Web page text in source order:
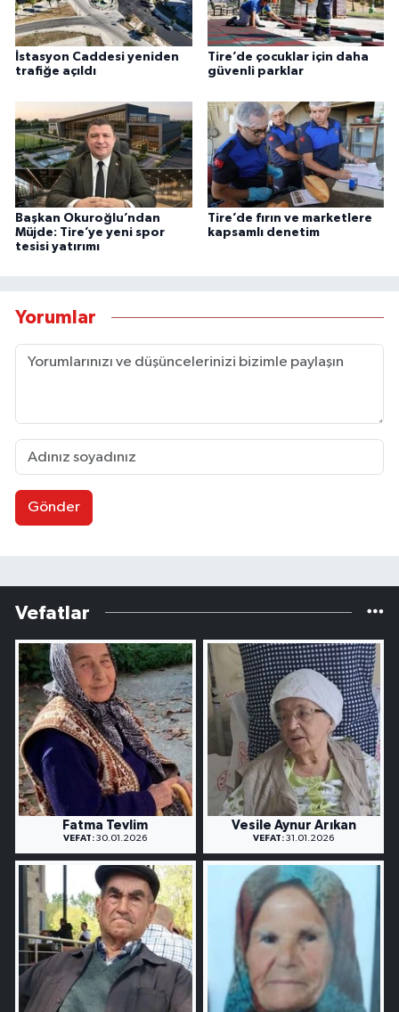
İstasyon Caddesi yeniden
trafiğe açıldı
Tire’de çocuklar için daha
güvenli parklar
Başkan Okuroğlu’ndan
Müjde: Tire’ye yeni spor
tesisi yatırımı
Tire’de fırın ve marketlere
kapsamlı denetim
Yorumlar
Gönder
Vefatlar
Fatma Tevlim
VEFAT: 30.01.2026
Vesile Aynur Arıkan
VEFAT: 31.01.2026